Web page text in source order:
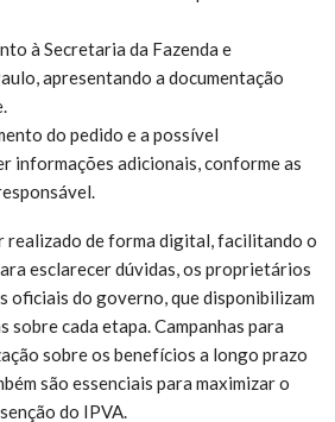
à Secretaria da Fazenda e
apresentando a documentação
do pedido e a possível
informações adicionais, conforme as
realizado de forma digital, facilitando o
esclarecer dúvidas, os proprietários
oficiais do governo, que disponibilizam
sobre cada etapa. Campanhas para
sobre os benefícios a longo prazo
são essenciais para maximizar o
do IPVA.